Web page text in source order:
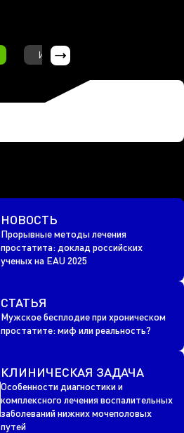
Интервью
НОВОСТЬ
Прорывные методы лечения
простатита: доклад российских
ученых на EAU 2025
СТАТЬЯ
Мужское бесплодие при хроническом
простатите: миф или реальность?
КЛИНИЧЕСКАЯ ЗАДАЧА
Особенности диагностики и
комплексного лечения воспалительных
заболеваний нижних мочеполовых
путей